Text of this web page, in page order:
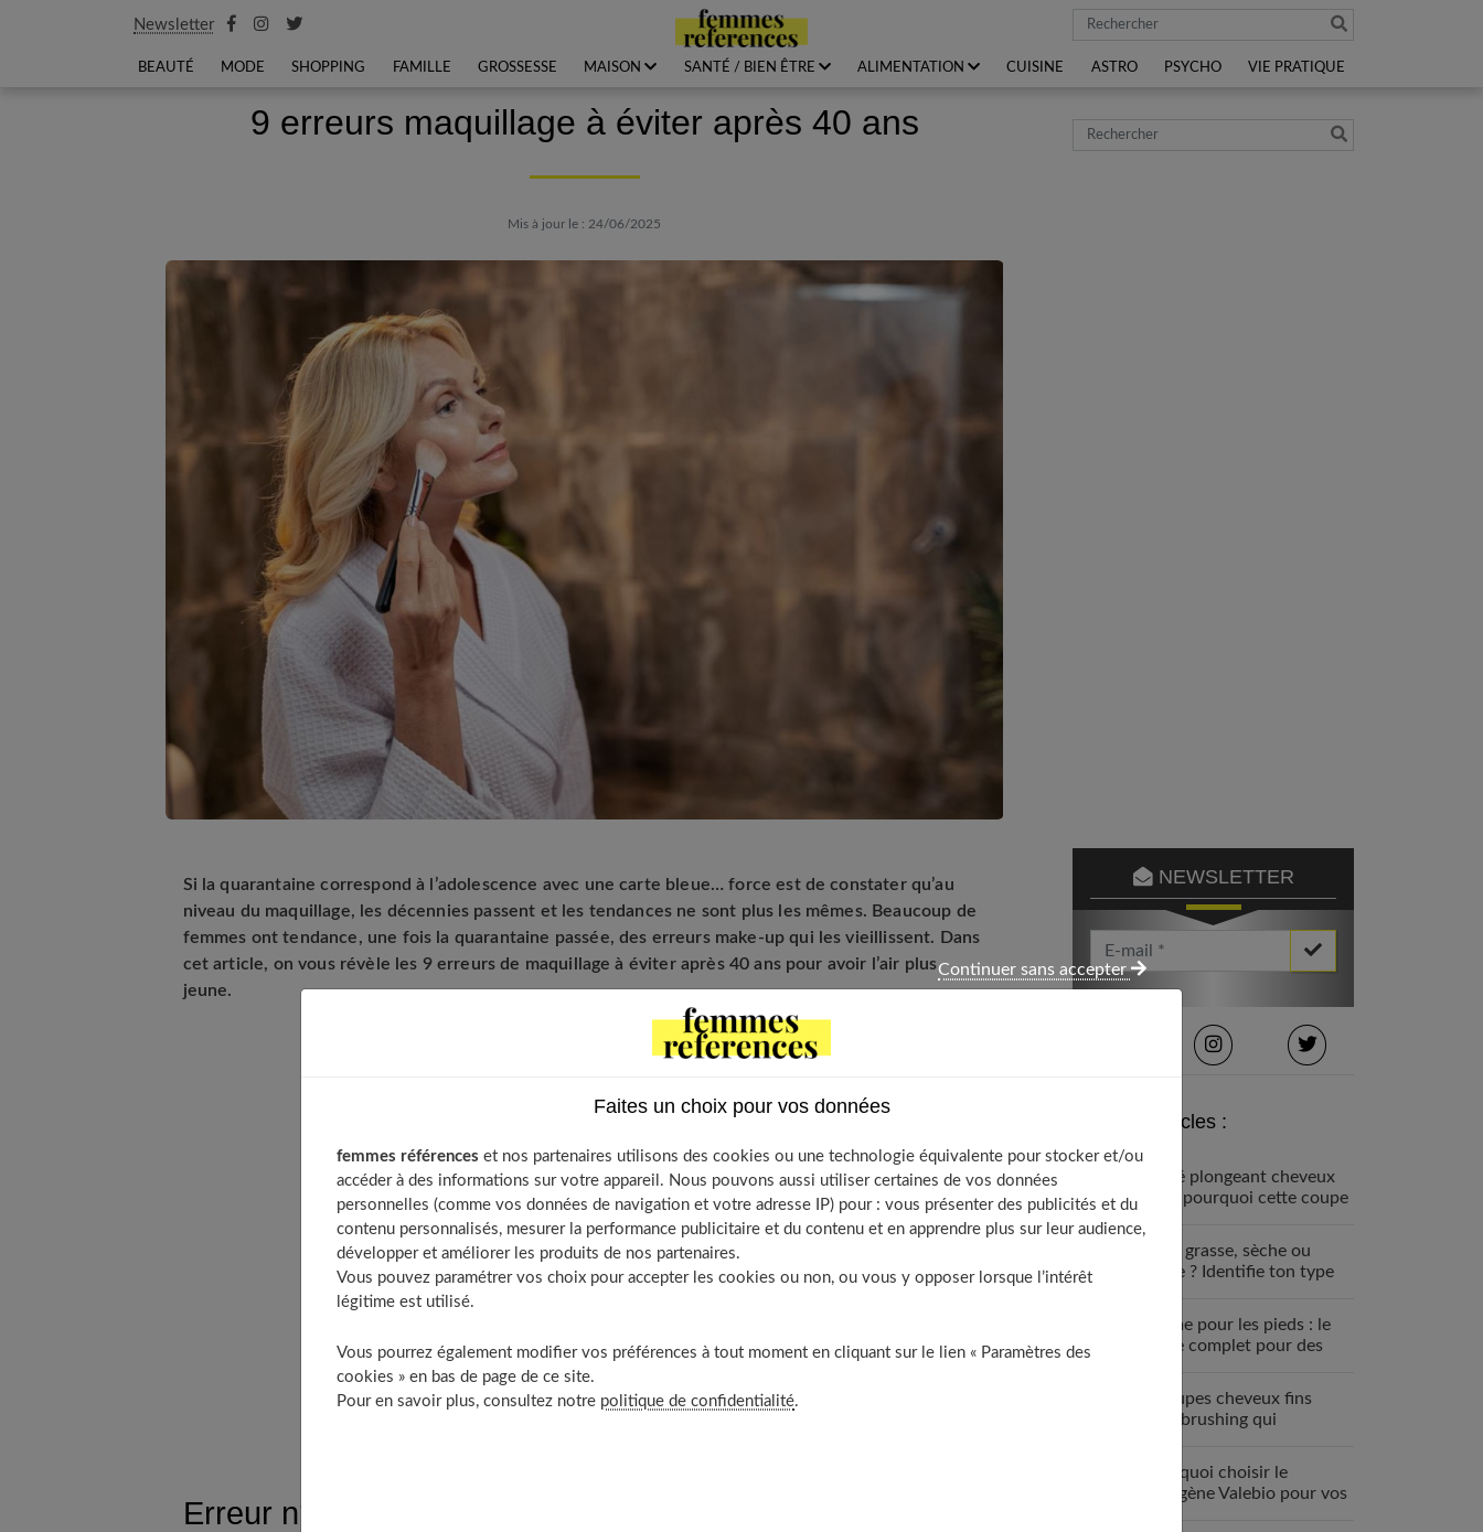
Newsletter Rechercher
BEAUTÉ MODE SHOPPING FAMILLE GROSSESSE MAISON SANTÉ / BIEN ÊTRE ALIMENTATION CUISINE ASTRO PSYCHO VIE PRATIQUE
9 erreurs maquillage à éviter après 40 ans
Mis à jour le : 24/06/2025
Si la quarantaine correspond à l’adolescence avec une carte bleue… force est de constater qu’au
niveau du maquillage, les décennies passent et les tendances ne sont plus les mêmes. Beaucoup de
femmes ont tendance, une fois la quarantaine passée, des erreurs make-up qui les vieillissent. Dans
cet article, on vous révèle les 9 erreurs de maquillage à éviter après 40 ans pour avoir l’air plus
jeune.
Erreur n°2 : Ne pas savoir appliquer le gloss
Erreur n°3 : Durcir le regard
Erreur n°4 : Abuser du crayon noir
Erreur n°5 : Mettre trop de maquillage
Erreur n°6 : Utiliser le fond de teint « cakey »
Erreur n°8 : Choisir une teinte foncée pour les lèvres
Erreur n°9 : Épiler ses sourcils trop finement
Erreur n°1 : Opter pour des rouges à lèvres mats
Rechercher
NEWSLETTER
Votre Email *
Derniers articles :
Carré plongeant cheveux
fins : pourquoi cette coupe
Peau grasse, sèche ou
mixte ? Identifie ton type
Crème pour les pieds : le
guide complet pour des
7 coupes cheveux fins
sans brushing qui
Pourquoi choisir le
collagène Valebio pour vos
Faites un choix pour vos données
femmes références et nos partenaires utilisons des cookies ou une technologie équivalente pour stocker et/ou
accéder à des informations sur votre appareil. Nous pouvons aussi utiliser certaines de vos données
personnelles (comme vos données de navigation et votre adresse IP) pour : vous présenter des publicités et du
contenu personnalisés, mesurer la performance publicitaire et du contenu et en apprendre plus sur leur audience,
développer et améliorer les produits de nos partenaires.
Vous pouvez paramétrer vos choix pour accepter les cookies ou non, ou vous y opposer lorsque l’intérêt
légitime est utilisé.
Vous pourrez également modifier vos préférences à tout moment en cliquant sur le lien « Paramètres des
cookies » en bas de page de ce site.
Pour en savoir plus, consultez notre politique de confidentialité.
Continuer sans accepter